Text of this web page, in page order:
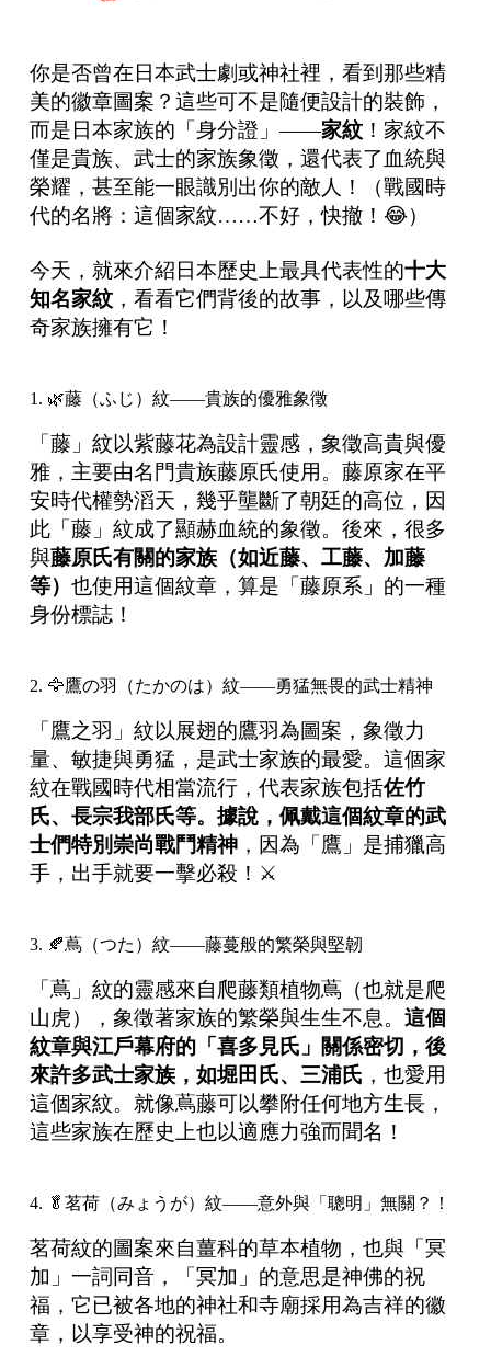
你是否曾在日本武士劇或神社裡，看到那些精
美的徽章圖案？這些可不是隨便設計的裝飾，
而是日本家族的「身分證」——家紋！家紋不
僅是貴族、武士的家族象徵，還代表了血統與
榮耀，甚至能一眼識別出你的敵人！（戰國時
代的名將：這個家紋……不好，快撤！😂）
今天，就來介紹日本歷史上最具代表性的十大
知名家紋，看看它們背後的故事，以及哪些傳
奇家族擁有它！
1. 🌿藤（ふじ）紋——貴族的優雅象徵
「藤」紋以紫藤花為設計靈感，象徵高貴與優
雅，主要由名門貴族藤原氏使用。藤原家在平
安時代權勢滔天，幾乎壟斷了朝廷的高位，因
此「藤」紋成了顯赫血統的象徵。後來，很多
與藤原氏有關的家族（如近藤、工藤、加藤
等） 也使用這個紋章，算是「藤原系」的一種
身份標誌！
2. 🦅鷹の羽（たかのは）紋——勇猛無畏的武士精神
「鷹之羽」紋以展翅的鷹羽為圖案，象徵力
量、敏捷與勇猛，是武士家族的最愛。這個家
紋在戰國時代相當流行，代表家族包括佐竹
氏、長宗我部氏等。據說，佩戴這個紋章的武
士們特別崇尚戰鬥精神，因為「鷹」是捕獵高
手，出手就要一擊必殺！⚔️
3. 🍂蔦（つた）紋——藤蔓般的繁榮與堅韌
「蔦」紋的靈感來自爬藤類植物蔦（也就是爬
山虎），象徵著家族的繁榮與生生不息。 這個
紋章與江戶幕府的「喜多見氏」關係密切，後
來許多武士家族，如堀田氏、三浦氏 ，也愛用
這個家紋。就像蔦藤可以攀附任何地方生長，
這些家族在歷史上也以適應力強而聞名！
4. 🥬茗荷（みょうが）紋——意外與「聰明」無關？！
茗荷紋的圖案來自薑科的草本植物，也與「冥
加」一詞同音，「冥加」的意思是神佛的祝
福，它已被各地的神社和寺廟採用為吉祥的徽
章，以享受神的祝福。